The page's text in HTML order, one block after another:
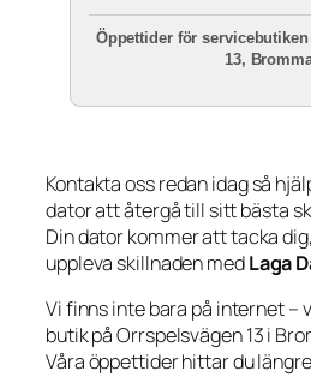
Öppettider för
13,
Kontakta oss redan idag så
dator att återgå till sitt bästa
Din dator kommer att tacka
uppleva skillnaden medLaga
Vi finns inte bara på internet –
butik på Orrspelsvägen 13 i
Våra öppettider hittar du